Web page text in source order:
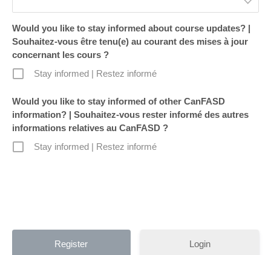
Would you like to stay informed about course updates? |
Souhaitez-vous être tenu(e) au courant des mises à jour
concernant les cours ?
Stay informed | Restez informé
Would you like to stay informed of other CanFASD
information? | Souhaitez-vous rester informé des autres
informations relatives au CanFASD ?
Stay informed | Restez informé
Login